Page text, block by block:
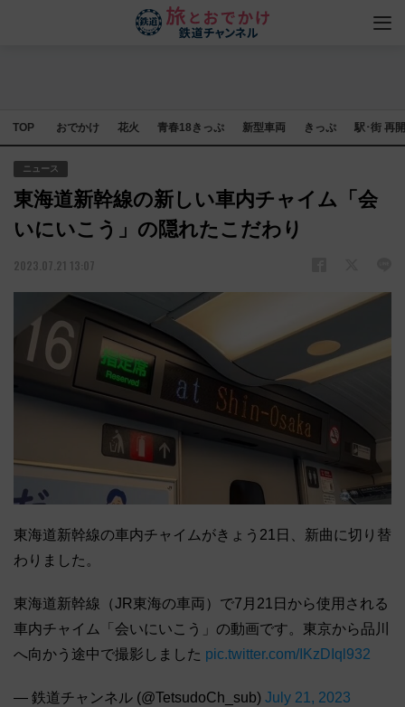
TOP おでかけ 花火 青春18きっぷ 新型車両 きっぷ 駅･街 再
ニュース
東海道新幹線の新しい車内チャイム「会
いにいこう」の隠れたこだわり
2023.07.21 13:07
東海道新幹線の車内チャイムがきょう21日、新曲に切り替
わりました。
東海道新幹線（JR東海の車両）で7月21日から使用される
車内チャイム「会いにいこう」の動画です。東京から品川
へ向かう途中で撮影しました pic.twitter.com/IKzDIql932
— 鉄道チャンネル (@TetsudoCh_sub) July 21, 2023